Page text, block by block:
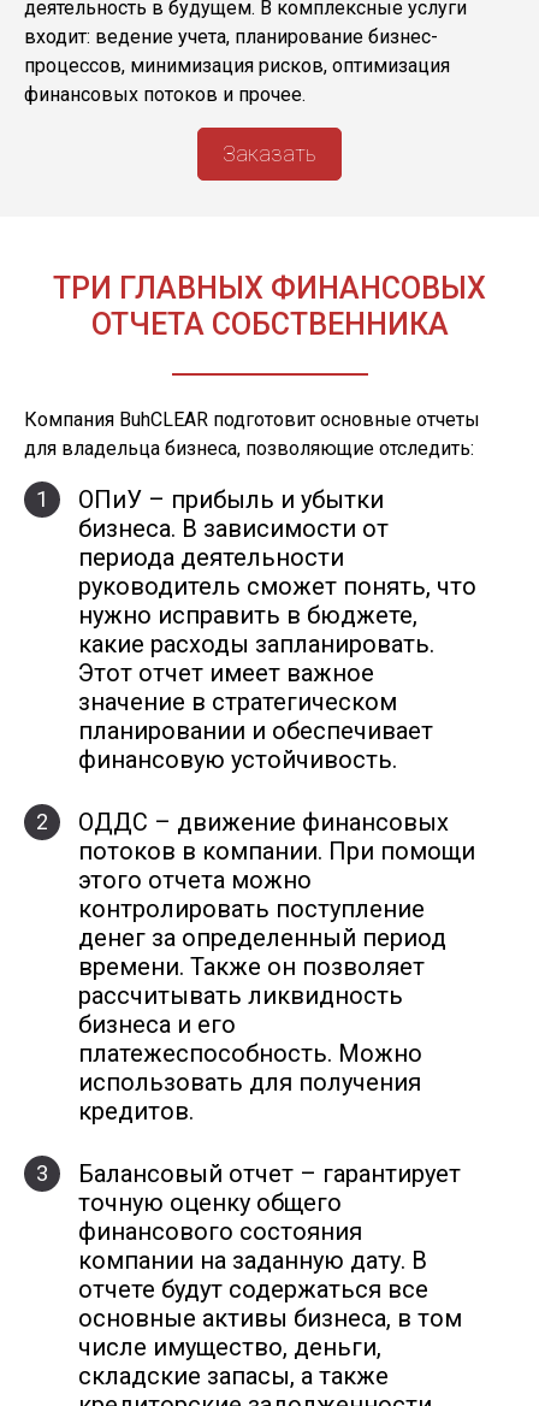
деятельность в будущем. В комплексные услуги
входит: ведение учета, планирование бизнес-
процессов, минимизация рисков, оптимизация
финансовых потоков и прочее.
Заказать
ТРИ ГЛАВНЫХ ФИНАНСОВЫХ
ОТЧЕТА СОБСТВЕННИКА
Компания BuhCLEAR подготовит основные отчеты
для владельца бизнеса, позволяющие отследить:
1
ОПиУ – прибыль и убытки
бизнеса. В зависимости от
периода деятельности
руководитель сможет понять, что
нужно исправить в бюджете,
какие расходы запланировать.
Этот отчет имеет важное
значение в стратегическом
планировании и обеспечивает
финансовую устойчивость.
2
ОДДС – движение финансовых
потоков в компании. При помощи
этого отчета можно
контролировать поступление
денег за определенный период
времени. Также он позволяет
рассчитывать ликвидность
бизнеса и его
платежеспособность. Можно
использовать для получения
кредитов.
3
Балансовый отчет – гарантирует
точную оценку общего
финансового состояния
компании на заданную дату. В
отчете будут содержаться все
основные активы бизнеса, в том
числе имущество, деньги,
складские запасы, а также